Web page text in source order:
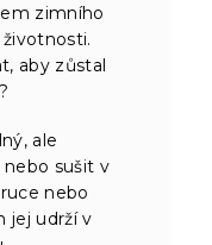
zimního
aby zůstal
ale
sušit v
nebo
jej udrží v